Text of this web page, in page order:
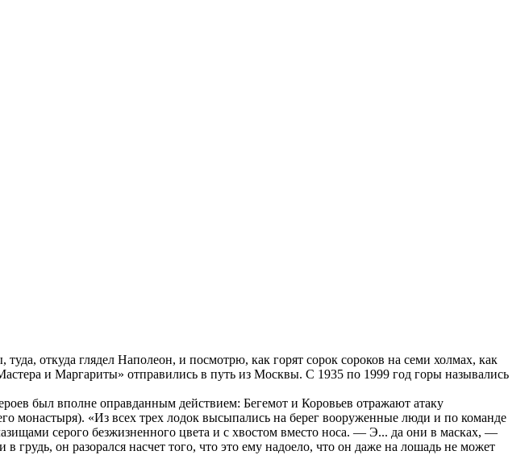
откуда глядел Наполеон, и посмотрю, как горят сорок сороков на семи холмах, как
и Маргариты» отправились в путь из Москвы. С 1935 по 1999 год горы назывались
был вполне оправданным действием: Бегемот и Коровьев отражают атаку
монастыря). «Из всех трех лодок высыпались на берег вооруженные люди и по команде
серого безжизненного цвета и с хвостом вместо носа. — Э... да они в масках, —
грудь, он разорался насчет того, что это ему надоело, что он даже на лошадь не может